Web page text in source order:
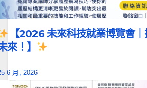
【2026 未來科技就業博覽會
來！】
6 月, 2026